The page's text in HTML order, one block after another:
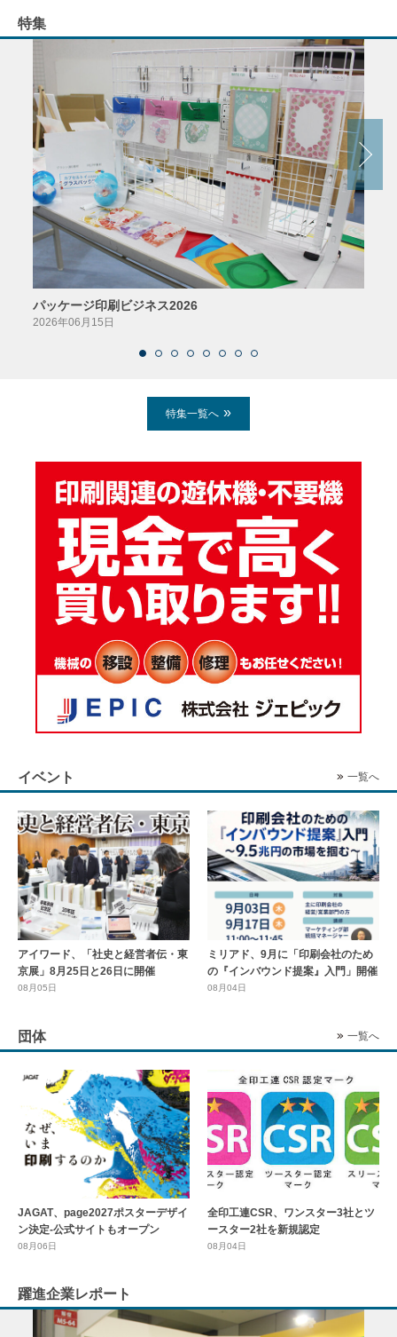
特集
パッケージ印刷ビジネス2026
2026年06月15日
特集一覧へ
イベント 一覧へ
アイワード、「社史と経営者伝・東
京展」8月25日と26日に開催
08月05日
ミリアド、9月に「印刷会社のため
の『インバウンド提案』入門」開催
08月04日
団体 一覧へ
JAGAT、page2027ポスターデザイ
ン決定-公式サイトもオープン
08月06日
全印工連CSR、ワンスター3社とツ
ースター2社を新規認定
08月04日
躍進企業レポート